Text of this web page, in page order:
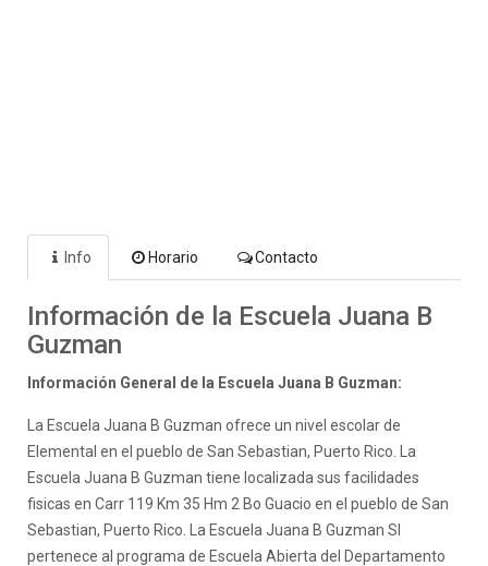
Info Horario Contacto
Información de la Escuela Juana B
Guzman
Información General de la Escuela Juana B Guzman:
La Escuela Juana B Guzman ofrece un nivel escolar de
Elemental en el pueblo de San Sebastian, Puerto Rico. La
Escuela Juana B Guzman tiene localizada sus facilidades
fisicas en Carr 119 Km 35 Hm 2 Bo Guacio en el pueblo de San
Sebastian, Puerto Rico. La Escuela Juana B Guzman SI
pertenece al programa de Escuela Abierta del Departamento